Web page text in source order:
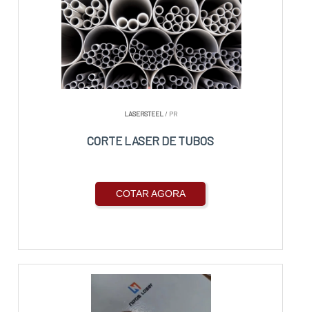
LASERSTEEL/ PR
CORTE LASER DE TUBOS
COTAR AGORA